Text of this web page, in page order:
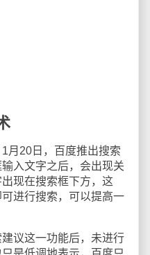
20日，百度推出搜索
入文字之后，会出现关
现在搜索框下方，这
进行搜索，可以提高一
议这一功能后，未进行